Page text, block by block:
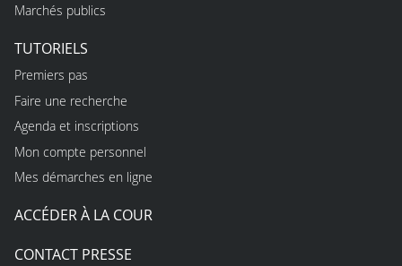
Marchés publics
TUTORIELS
Premiers pas
Faire une recherche
Agenda et inscriptions
Mon compte personnel
Mes démarches en ligne
ACCÉDER À LA COUR
CONTACT PRESSE